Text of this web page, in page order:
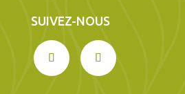
SUIVEZ-NOUS